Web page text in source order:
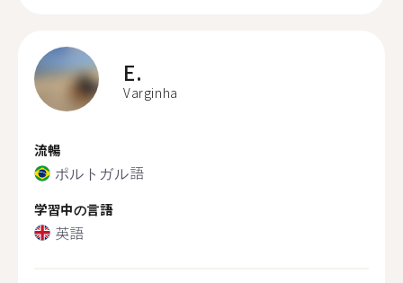
E.
Varginha
流暢
ポルトガル語
学習中の言語
英語